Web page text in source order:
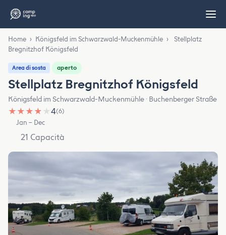
Home › Königsfeld im Schwarzwald-Muckenmühle ›
Stellplatz
Bregnitzhof Königsfeld
Area di sosta aperto
Stellplatz Bregnitzhof Königsfeld
Königsfeld im Schwarzwald-Muckenmühle · Buchenberger Straße
★ ★ ★ ★ ★4(6)
Jan – Dec
21 Capacità